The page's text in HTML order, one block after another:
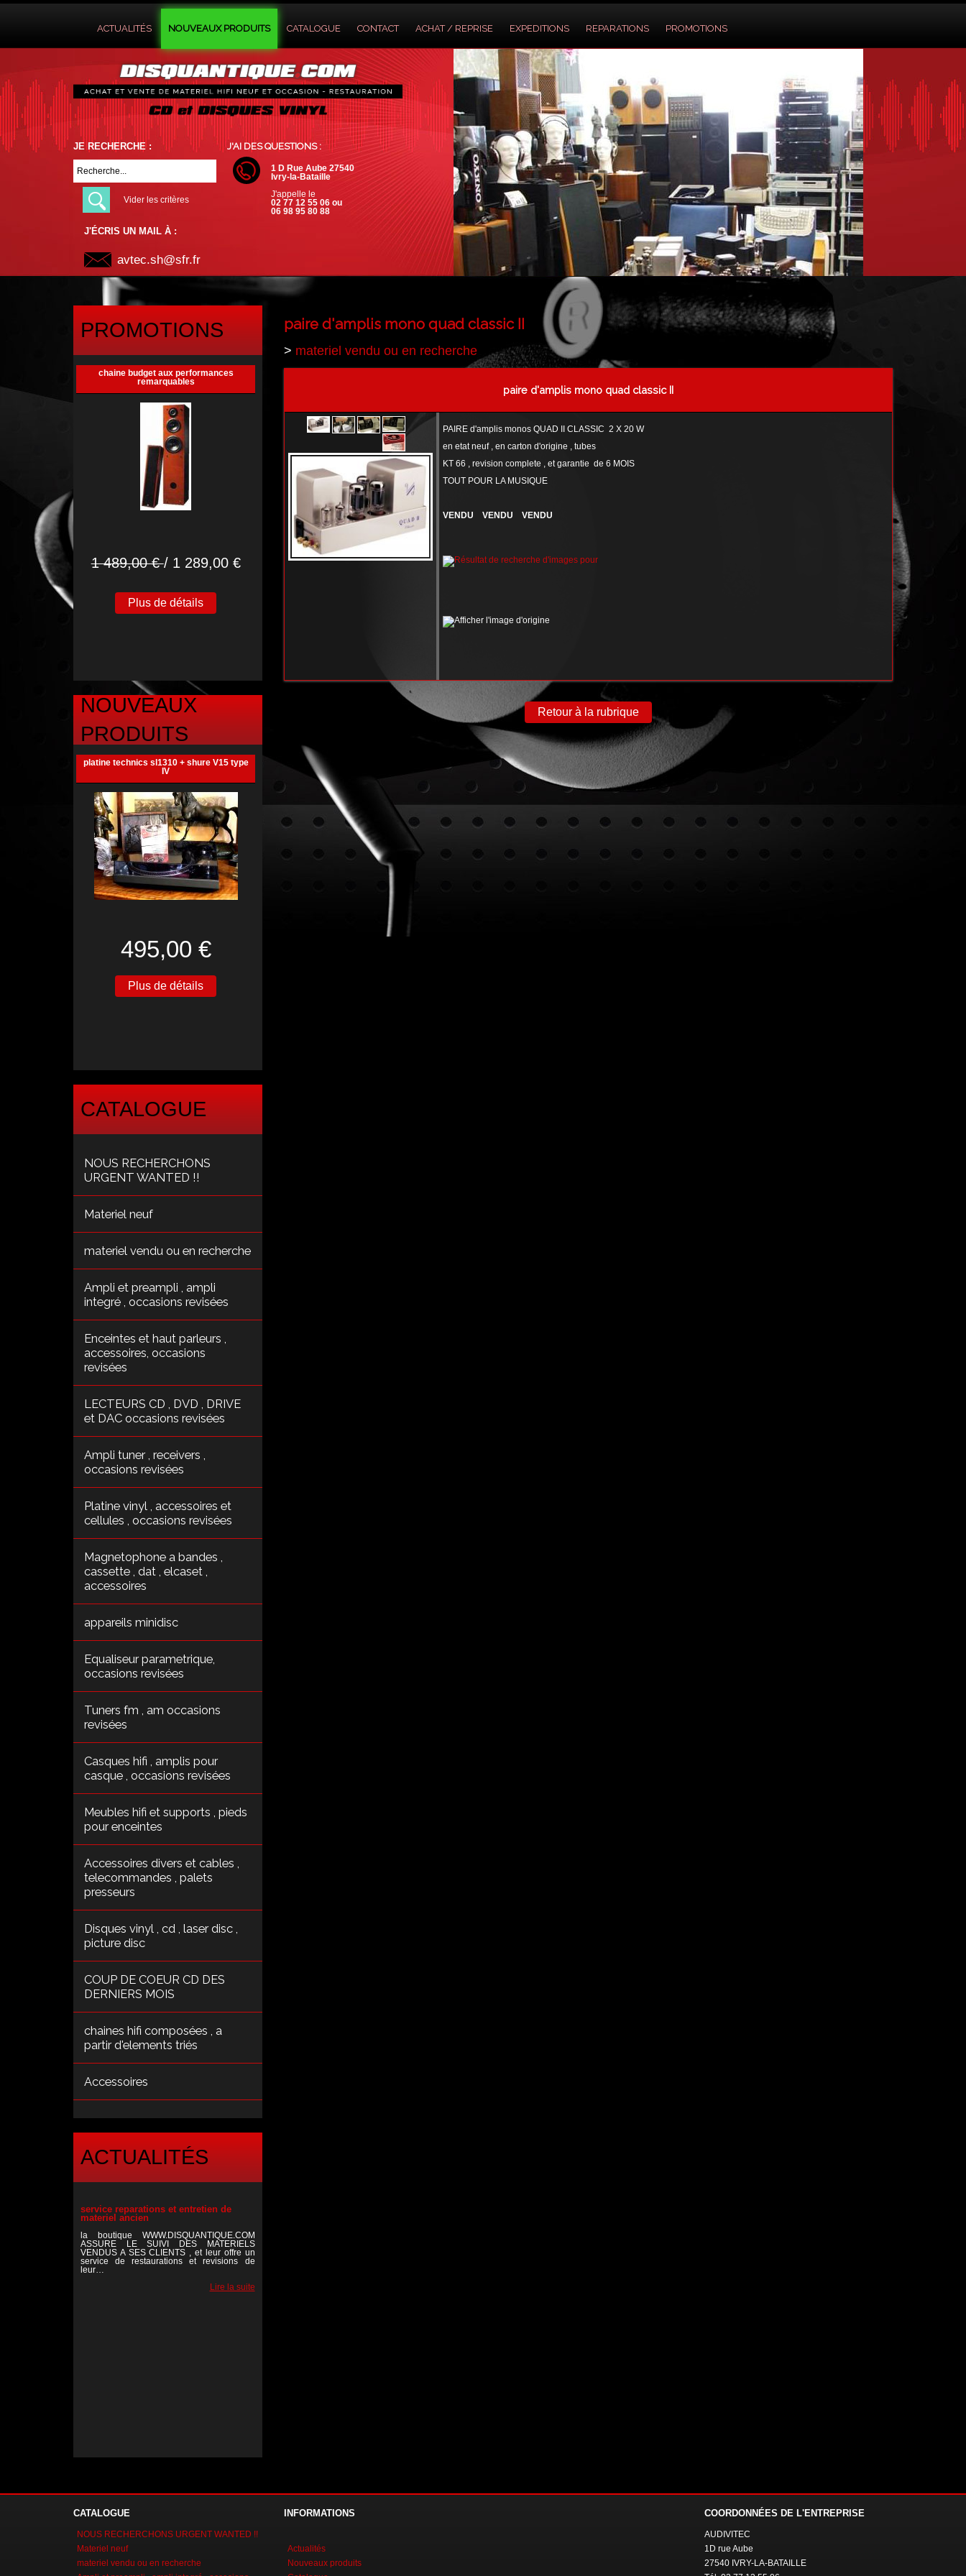
ACTUALITÉS NOUVEAUX PRODUITS CATALOGUE CONTACT ACHAT / REPRISE EXPEDITIONS REPARATIONS PROMOTIONS
JE RECHERCHE :
Vider les critères
J'AI DES QUESTIONS :
1 D Rue Aube 27540
Ivry-la-Bataille
J'appelle le
02 77 12 55 06 ou
06 98 95 80 88
J'ÉCRIS UN MAIL À :
avtec.sh@sfr.fr
PROMOTIONS
chaine budget aux performances
remarquables
1 489,00 €/ 1 289,00 €
Plus de détails
NOUVEAUX
PRODUITS
platine technics sl1310 + shure V15 type
IV
495,00 €
Plus de détails
CATALOGUE
NOUS RECHERCHONS
URGENT WANTED !!
Materiel neuf
materiel vendu ou en recherche
Ampli et preampli , ampli
integré , occasions revisées
Enceintes et haut parleurs ,
accessoires, occasions
revisées
LECTEURS CD , DVD , DRIVE
et DAC occasions revisées
Ampli tuner , receivers ,
occasions revisées
Platine vinyl , accessoires et
cellules , occasions revisées
Magnetophone a bandes ,
cassette , dat , elcaset ,
accessoires
appareils minidisc
Equaliseur parametrique,
occasions revisées
Tuners fm , am occasions
revisées
Casques hifi , amplis pour
casque , occasions revisées
Meubles hifi et supports , pieds
pour enceintes
Accessoires divers et cables ,
telecommandes , palets
presseurs
Disques vinyl , cd , laser disc ,
picture disc
COUP DE COEUR CD DES
DERNIERS MOIS
chaines hifi composées , a
partir d'elements triés
Accessoires
ACTUALITÉS
service reparations et entretien de
materiel ancien
la boutique WWW.DISQUANTIQUE.COM
ASSURE LE SUIVI DES MATERIELS
VENDUS A SES CLIENTS , et leur offre un
service de restaurations et revisions de
leur…
Lire la suite
Lire la suite
paire d'amplis mono quad classic II
> materiel vendu ou en recherche
paire d'amplis mono quad classic II
PAIRE d'amplis monos QUAD II CLASSIC 2 X 20 W
en etat neuf , en carton d'origine , tubes
KT 66 , revision complete , et garantie de 6 MOIS
TOUT POUR LA MUSIQUE
VENDU VENDU VENDU
Retour à la rubrique
CATALOGUE
NOUS RECHERCHONS URGENT WANTED !!
Materiel neuf
materiel vendu ou en recherche
INFORMATIONS
Actualités
Nouveaux produits
COORDONNÉES DE L'ENTREPRISE
AUDIVITEC
1D rue Aube
27540 IVRY-LA-BATAILLE